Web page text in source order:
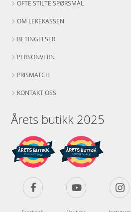
OFTE STILTE SPØRSMÅL
OM LEKEKASSEN
BETINGELSER
PERSONVERN
PRISMATCH
KONTAKT OSS
Årets butikk 2025